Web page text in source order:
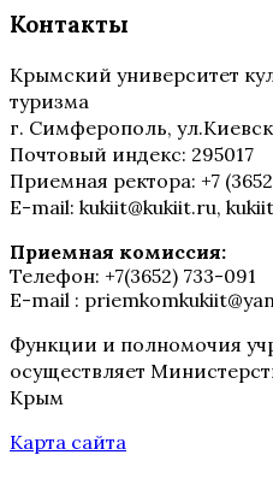
Контакты
Крымский университет
туризма
г. Симферополь,
Почтовый индекс: 295017
Приемная ректора: +7
E-mail: kukiit@kukiit.ru,
Приемная комиссия:
Телефон: +7(3652) 733-091
E-mail :
Функции и полномочия
осуществляет
Крым
Карта сайта